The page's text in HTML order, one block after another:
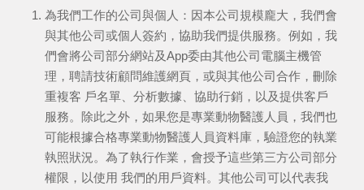
為我們工作的公司與個人：因本公司規模龐大，我們會
與其他公司或個人簽約，協助我們提供服務。例如，我
們會將公司部分網站及App委由其他公司電腦主機管
理，聘請技術顧問維護網頁，或與其他公司合作，刪除
重複客 戶名單、分析數據、協助行銷，以及提供客戶
服務。除此之外，如果您是專業動物醫護人員，我們也
可能根據合格專業動物醫護人員資料庫，驗證您的執業
執照狀況。為了執行作業，會授予這些第三方公司部分
權限，以使用 我們的用戶資料。其他公司可以代表我